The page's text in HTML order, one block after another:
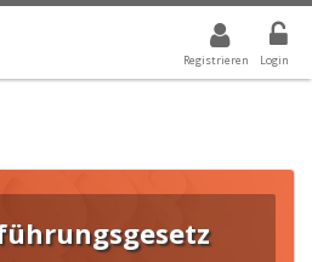
Registrieren Login
WERT IST ALLE